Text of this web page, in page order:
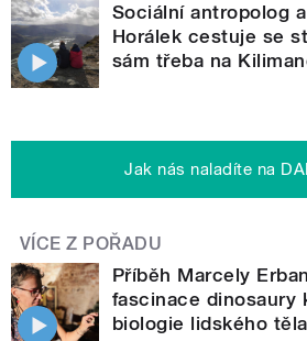
Sociální antropolog
Horálek cestuje se
sám třeba na
Jak nás naladíte na
VÍCE Z POŘADU
Příběh Marcely
fascinace dinosaury
biologie lidského